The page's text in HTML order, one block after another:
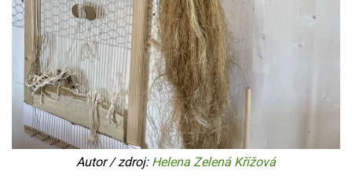
Autor / zdroj: Helena Zelená Křížová